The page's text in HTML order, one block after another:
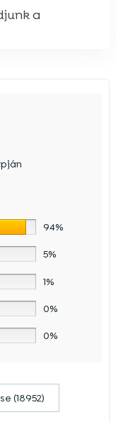
a
94%
5%
1%
0%
0%
(18952)